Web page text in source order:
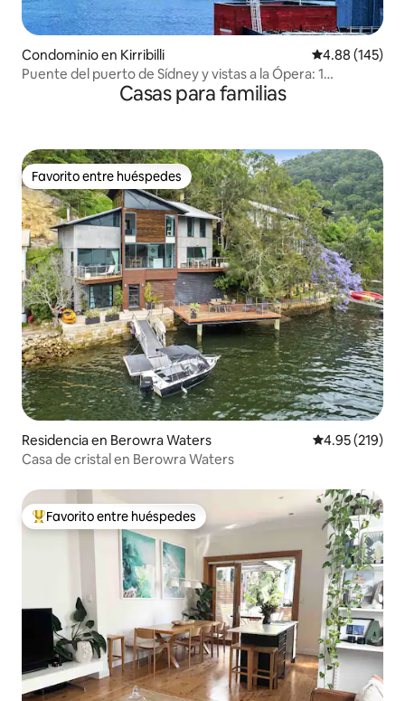
Condominio en Kirribilli Calificación
4.88 (145)
Puente del puerto de Sídney y vistas a la Ópera: 1
estacionamientoCasas para familias
Favorito entre huéspedes
Favorito entre huéspedes
Residencia en Berowra Waters Calificación
4.95 (219)
Casa de cristal en Berowra Waters
De los mejores en Favorito entre huéspedes
Favorito entre huéspedes